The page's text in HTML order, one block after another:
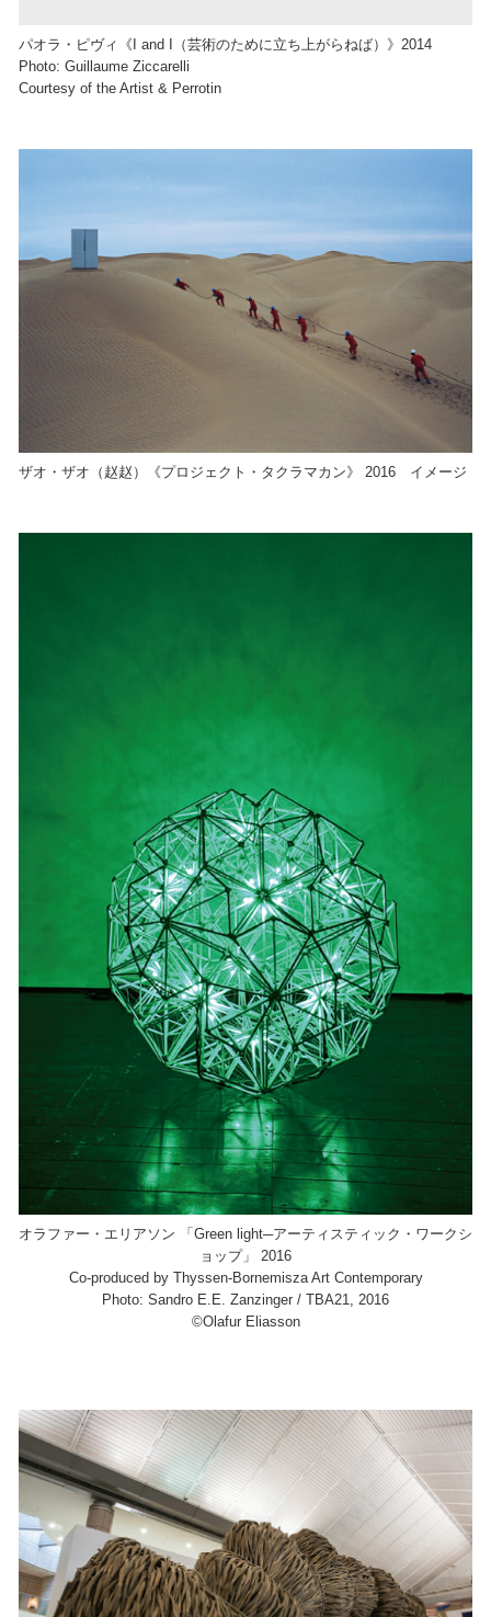
パオラ・ピヴィ《I and I（芸術のために立ち上がらねば）》2014
Photo: Guillaume Ziccarelli
Courtesy of the Artist & Perrotin
ザオ・ザオ（赵赵）《プロジェクト・タクラマカン》 2016 イメージ
オラファー・エリアソン 「Green light─アーティスティック・ワークシ
ョップ」 2016
Co-produced by Thyssen-Bornemisza Art Contemporary
Photo: Sandro E.E. Zanzinger / TBA21, 2016
©Olafur Eliasson